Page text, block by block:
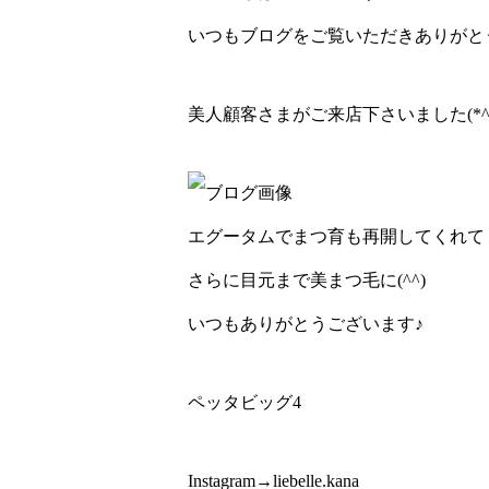
いつもブログをご覧いただきありが
美人顧客さまがご来店下さいました
エグータムでまつ育も再開してくれて
さらに目元まで美まつ毛に(^^)
いつもありがとうございます♪
ペッタビッグ4
Instagram→liebelle.kana